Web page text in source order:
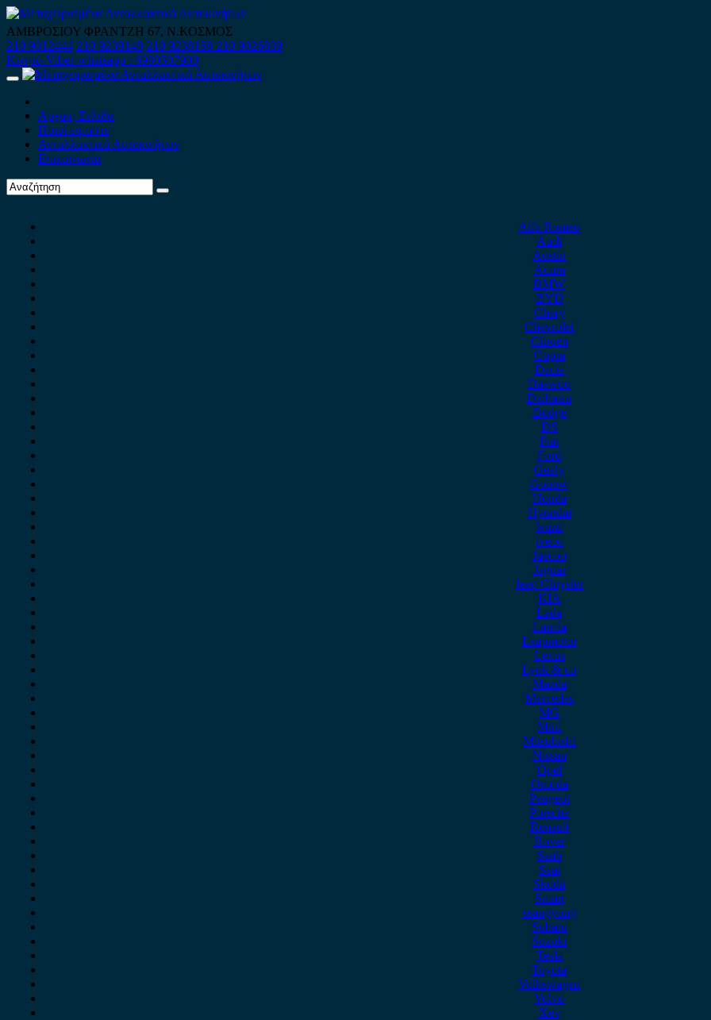
Skip
to
content
ΑΜΒΡΟΣΙΟΥ ΦΡΑΝΤΖΗ 67, Ν.ΚΟΣΜΟΣ
210 9012444 210 9239148 210 9238158 210 9026839
Κινητό-Viber-whatsapp : 6980507900
Primary
Αρχική Σελίδα
Ποιοί είμαστε
Ανταλλακτικά Αυτοκινήτων
Επικοινωνία
Alfa Romeo
Audi
Austin
Acura
BMW
BYD
Chery
Chevrolet
Citroen
Cupra
Dacia
Daewoo
Daihatsu
Dodge
DS
Fiat
Ford
Geely
Gonow
Honda
Hyundai
Isuzu
iveco
Jaecoo
Jaguar
Jeep Chrysler
KIA
Lada
Lancia
Leapmotor
Lexus
Lynk & co
Mazda
Mercedes
MG
Mini
Mitsubishi
Nissan
Opel
Omoda
Peugeot
Porsche
Renault
Rover
Saab
Seat
Skoda
Smart
ssangyong
Subaru
Suzuki
Tesla
Toyota
Volkswagen
Volvo
Xev